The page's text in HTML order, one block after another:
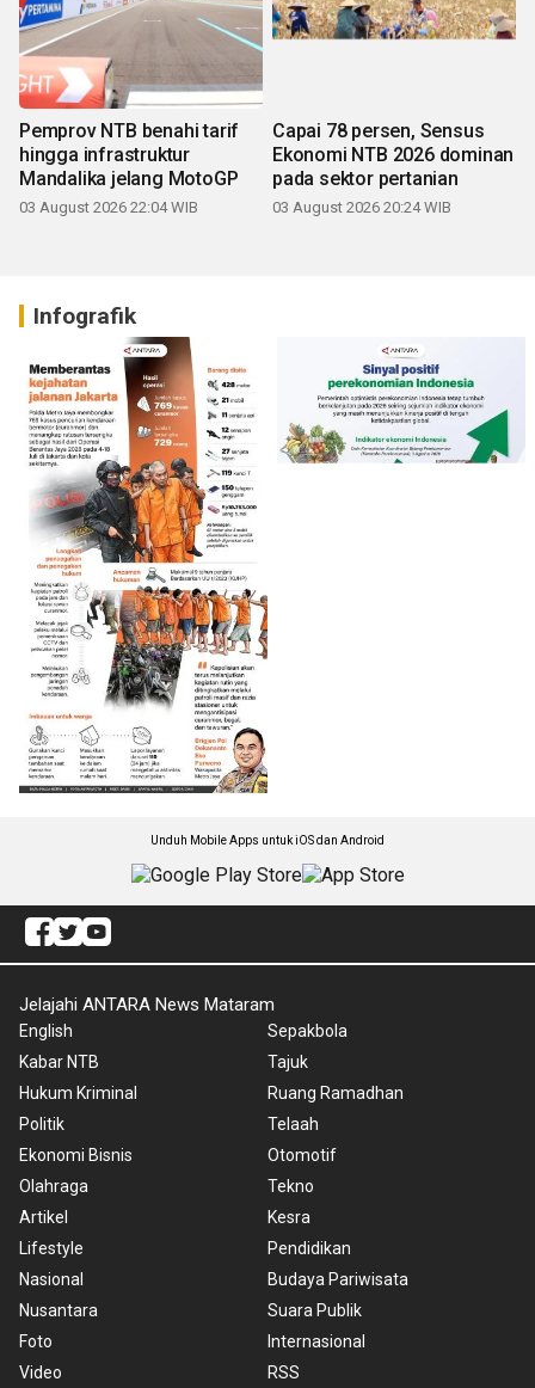
Pemprov NTB benahi tarif
hingga infrastruktur
Mandalika jelang MotoGP
03 August 2026 22:04 WIB
Capai 78 persen, Sensus
Ekonomi NTB 2026 dominan
pada sektor pertanian
03 August 2026 20:24 WIB
Infografik
Unduh Mobile Apps untuk iOS dan Android
Jelajahi ANTARA News Mataram
English
Kabar NTB
Hukum Kriminal
Politik
Ekonomi Bisnis
Olahraga
Artikel
Lifestyle
Nasional
Nusantara
Foto
Video
Sepakbola
Tajuk
Ruang Ramadhan
Telaah
Otomotif
Tekno
Kesra
Pendidikan
Budaya Pariwisata
Suara Publik
Internasional
RSS